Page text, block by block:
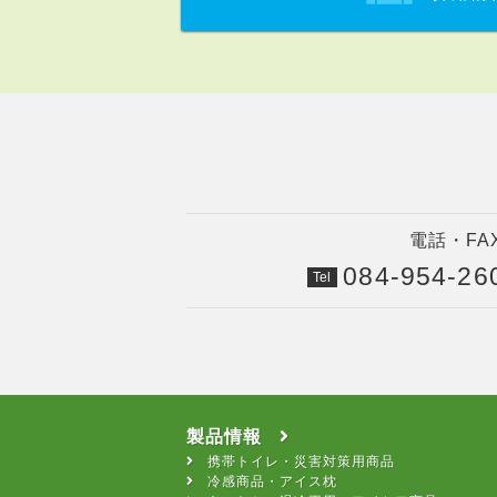
電話・
Tel 084-954-
製品情報
携帯トイレ・災害対策用商品
冷感商品・アイス枕